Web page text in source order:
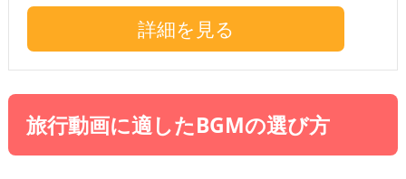
詳細を見る
旅行動画に適したBGMの選び方